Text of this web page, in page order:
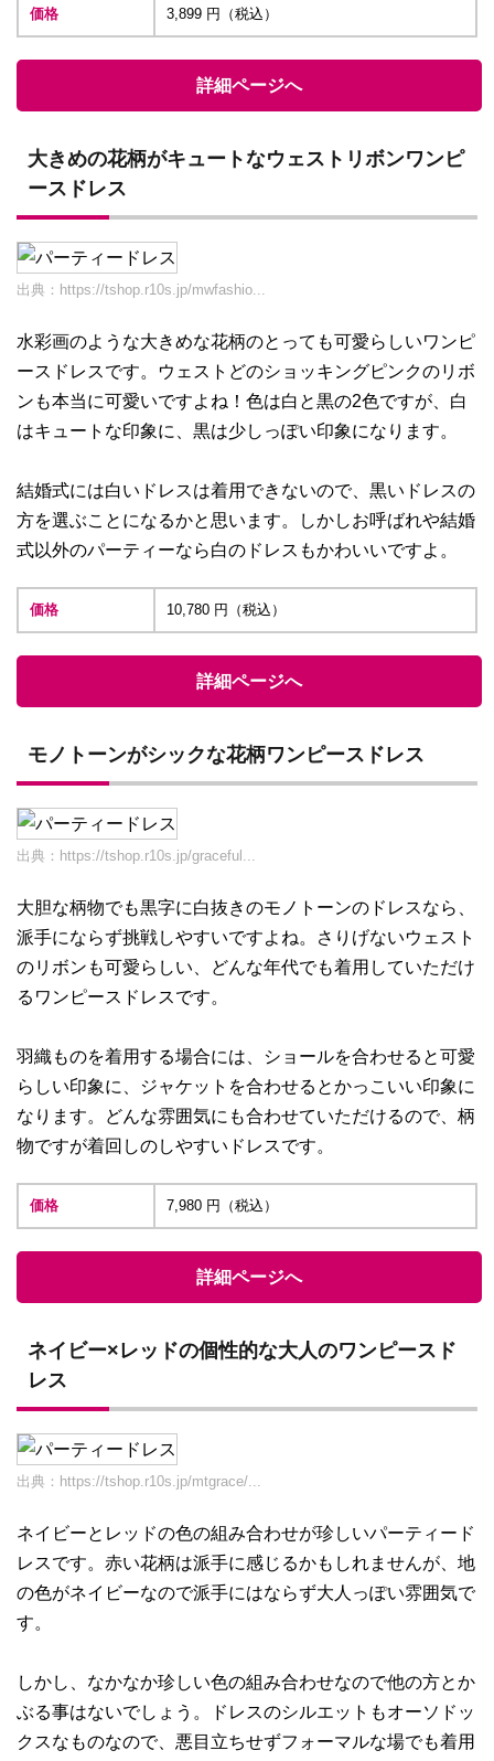
価格 3,899 円（税込）
詳細ページへ
大きめの花柄がキュートなウェストリボンワンピ
ースドレス
出典： https://tshop.r10s.jp/mwfashio...
水彩画のような大きめな花柄のとっても可愛らしいワンピ
ースドレスです。ウェストどのショッキングピンクのリボ
ンも本当に可愛いですよね！色は白と黒の2色ですが、白
はキュートな印象に、黒は少しっぽい印象になります。
結婚式には白いドレスは着用できないので、黒いドレスの
方を選ぶことになるかと思います。しかしお呼ばれや結婚
式以外のパーティーなら白のドレスもかわいいですよ。
価格 10,780 円（税込）
詳細ページへ
モノトーンがシックな花柄ワンピースドレス
出典： https://tshop.r10s.jp/graceful...
大胆な柄物でも黒字に白抜きのモノトーンのドレスなら、
派手にならず挑戦しやすいですよね。さりげないウェスト
のリボンも可愛らしい、どんな年代でも着用していただけ
るワンピースドレスです。
羽織ものを着用する場合には、ショールを合わせると可愛
らしい印象に、ジャケットを合わせるとかっこいい印象に
なります。どんな雰囲気にも合わせていただけるので、柄
物ですが着回しのしやすいドレスです。
価格 7,980 円（税込）
詳細ページへ
ネイビー×レッドの個性的な大人のワンピースド
レス
出典： https://tshop.r10s.jp/mtgrace/...
ネイビーとレッドの色の組み合わせが珍しいパーティード
レスです。赤い花柄は派手に感じるかもしれませんが、地
の色がネイビーなので派手にはならず大人っぽい雰囲気で
す。
しかし、なかなか珍しい色の組み合わせなので他の方とか
ぶる事はないでしょう。ドレスのシルエットもオーソドッ
クスなものなので、悪目立ちせずフォーマルな場でも着用